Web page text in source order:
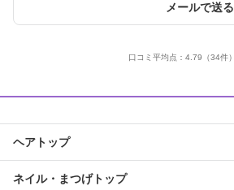
メールで送る
口コミ平均点： 4.79 （34件）
ヘアトップ
ネイル・まつげトップ